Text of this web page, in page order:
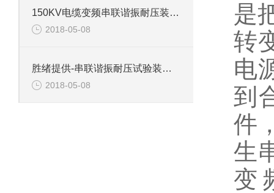
150KV电缆变频串联谐振耐压装置介绍
2018-05-08
胜绪提供-串联谐振耐压试验装置主要功能
2018-05-08
是
转
电
到
件
生
变